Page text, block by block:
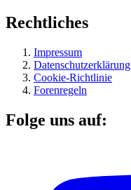
Rechtliches
Impressum
Datenschutzerklärung
Cookie-Richtlinie
Forenregeln
Folge uns auf: